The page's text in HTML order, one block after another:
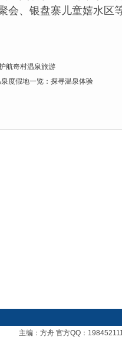
会、银盘寨儿童嬉水区
航奇村温泉旅游
度假地一览：探寻温泉体验
主编：方舟 官方QQ：